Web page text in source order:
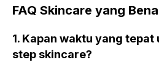
FAQ Skincare yang
1. Kapan waktu yang
step skincare?